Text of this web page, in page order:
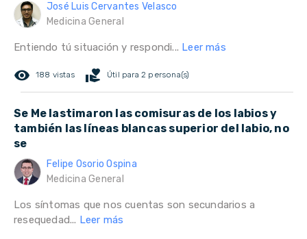
José Luis Cervantes Velasco
Medicina General
Entiendo tú situación y respondi... Leer más
remove_red_eye 188 vistas volunteer_activism Útil para 2 persona(s)
Se Me lastimaron las comisuras de los labios y
también las líneas blancas superior del labio, no
se
Felipe Osorio Ospina
Medicina General
Los síntomas que nos cuentas son secundarios a
resequedad... Leer más